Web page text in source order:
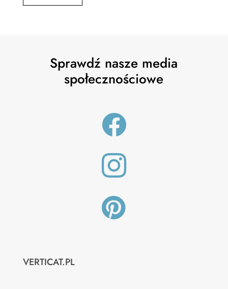
Sprawdź nasze media
społecznościowe



VERTICAT.PL